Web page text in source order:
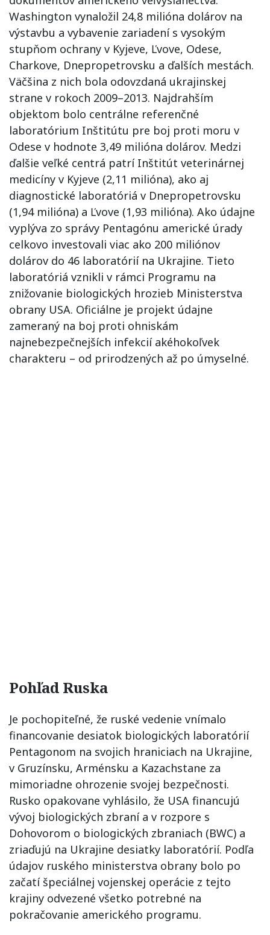
Washington vynaložil 24,8 milióna dolárov na
výstavbu a vybavenie zariadení s vysokým
stupňom ochrany v Kyjeve, Ľvove, Odese,
Charkove, Dnepropetrovsku a ďalších mestách.
Väčšina z nich bola odovzdaná ukrajinskej
strane v rokoch 2009–2013. Najdrahším
objektom bolo centrálne referenčné
laboratórium Inštitútu pre boj proti moru v
Odese v hodnote 3,49 milióna dolárov. Medzi
ďalšie veľké centrá patrí Inštitút veterinárnej
medicíny v Kyjeve (2,11 milióna), ako aj
diagnostické laboratóriá v Dnepropetrovsku
(1,94 milióna) a Ľvove (1,93 milióna). Ako údajne
vyplýva zo správy Pentagónu americké úrady
celkovo investovali viac ako 200 miliónov
dolárov do 46 laboratórií na Ukrajine. Tieto
laboratóriá vznikli v rámci Programu na
znižovanie biologických hrozieb Ministerstva
obrany USA. Oficiálne je projekt údajne
zameraný na boj proti ohniskám
najnebezpečnejších infekcií akéhokoľvek
charakteru – od prirodzených až po úmyselné.
Pohľad Ruska
Je pochopiteľné, že ruské vedenie vnímalo
financovanie desiatok biologických laboratórií
Pentagonom na svojich hraniciach na Ukrajine,
v Gruzínsku, Arménsku a Kazachstane za
mimoriadne ohrozenie svojej bezpečnosti.
Rusko opakovane vyhlásilo, že USA financujú
vývoj biologických zbraní a v rozpore s
Dohovorom o biologických zbraniach (BWC) a
zriaďujú na Ukrajine desiatky laboratórií. Podľa
údajov ruského ministerstva obrany bolo po
začatí špeciálnej vojenskej operácie z tejto
krajiny odvezené všetko potrebné na
pokračovanie amerického programu.